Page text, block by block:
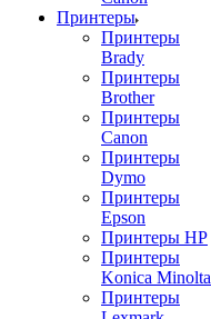
Принтеры
Принтеры
Brady
Принтеры
Brother
Принтеры
Canon
Принтеры
Dymo
Принтеры
Epson
Принтеры HP
Принтеры
Konica Minolta
Принтеры